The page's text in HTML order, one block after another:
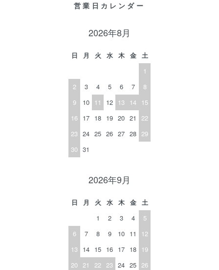
営業日カレンダー
2026年8月
日 月 火 水 木 金
土
1
2
3 4 5 6 7
8
9
10 11 12 13 14
15
16 17 18 19 20 21
22
23 24 25 26 27 28 29
30 31
2026年9月
日 月 火 水 木 金
土
1
2 3 4
5
6
7 8 9 10 11
12
13
14 15 16 17 18
19
20 21 22 23 24 25 26